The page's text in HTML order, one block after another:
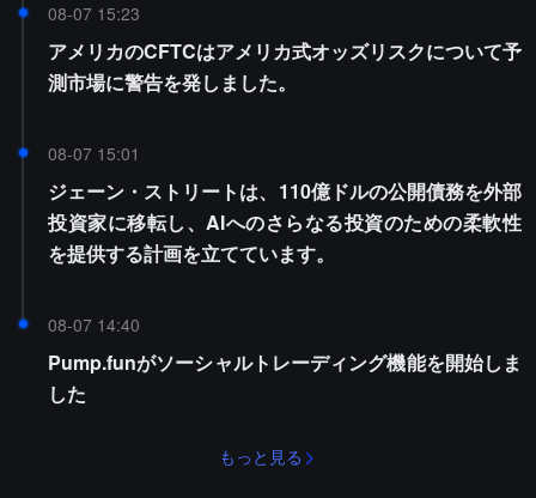
08-07 15:23
アメリカのCFTCはアメリカ式オッズリスクについて予
測市場に警告を発しました。
08-07 15:01
ジェーン・ストリートは、110億ドルの公開債務を外部
投資家に移転し、AIへのさらなる投資のための柔軟性
を提供する計画を立てています。
08-07 14:40
Pump.funがソーシャルトレーディング機能を開始しま
した
もっと見る